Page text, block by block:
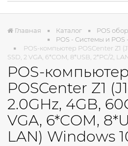
Главная Каталог
POS
POS - Системы и
POS-компьютер POSCenter Z1
SSD, 2 VGA, 6*COM, 8*USB, 2*PC/2,
POS-компьютер
POSCenter Z1
2.0GHz, 4GB,
VGA, 6*COM,
LAN) Windows